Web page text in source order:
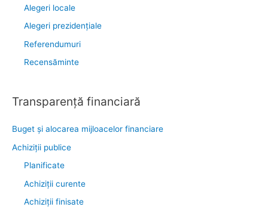
Alegeri locale
Alegeri prezidențiale
Referendumuri
Recensăminte
Transparenţă financiară
Buget și alocarea mijloacelor financiare
Achiziţii publice
Planificate
Achiziții curente
Achiziții finisate